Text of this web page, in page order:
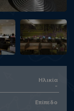
Ηλικία
-
Επίπεδο